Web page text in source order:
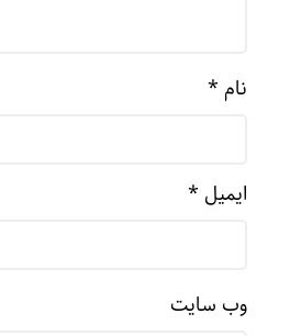
نام *
ایمیل *
وب‌ سایت